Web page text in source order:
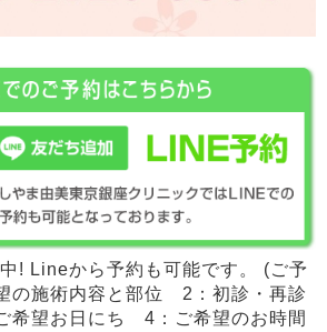
! Lineから予約も可能です。 (ご予
の施術内容と部位 2：初診・再診
希望お日にち 4：ご希望のお時間